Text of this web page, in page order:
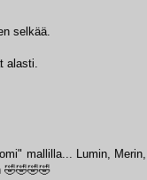
mallilla... Lumin, Merin,
🤣🤣🤣🤣
selkää.
alasti.